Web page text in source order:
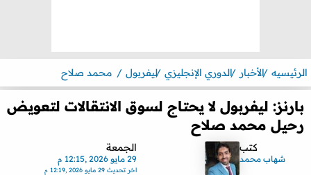
الرئيسيه الأخبار الدوري الإنجليزي ليفربول محمد صلاح
بارنز: ليفربول لا يحتاج لسوق الانتقالات لتعويض
رحيل محمد صلاح
كتب
شهاب محمد
الجمعة
29 مايو 2026 ,12:15 م
اخر تحديث29 مايو 2026 ,12:19 م